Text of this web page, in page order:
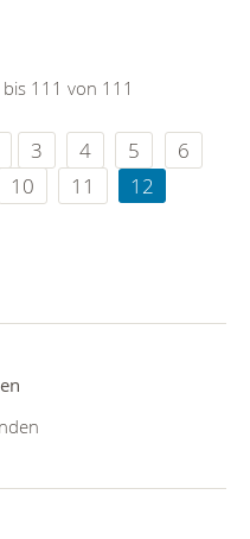
111 von 111
3 4 5
6
10 11 12